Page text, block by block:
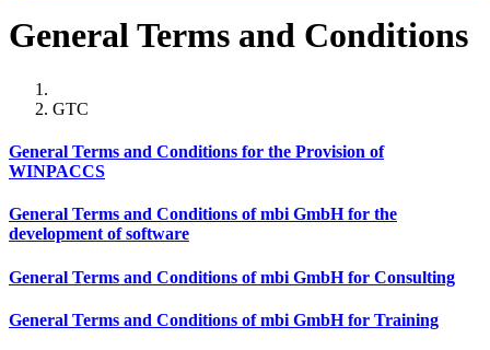
General Terms and Conditions
GTC
General Terms and Conditions for the Provision of
WINPACCS
General Terms and Conditions of mbi GmbH for the
development of software
General Terms and Conditions of mbi GmbH for Consulting
General Terms and Conditions of mbi GmbH for Training